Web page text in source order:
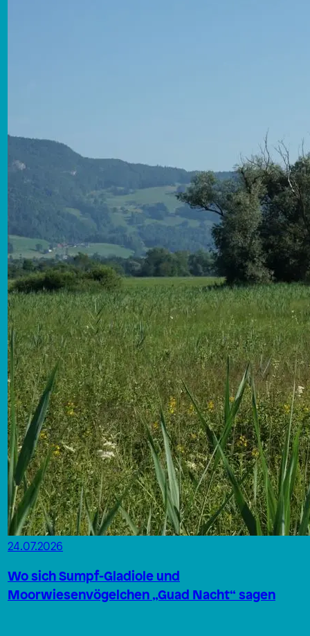
24.07.2026
Wo sich Sumpf-Gladiole und
Moorwiesenvögelchen „Guad Nacht“ sagen